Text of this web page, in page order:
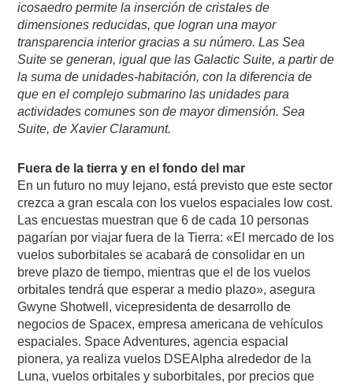
icosaedro permite la inserción de cristales de
dimensiones reducidas, que logran una mayor
transparencia interior gracias a su número. Las Sea
Suite se generan, igual que las Galactic Suite, a partir de
la suma de unidades-habitación, con la diferencia de
que en el complejo submarino las unidades para
actividades comunes son de mayor dimensión. Sea
Suite, de Xavier Claramunt.
Fuera de la tierra y en el fondo del mar
En un futuro no muy lejano, está previsto que este sector
crezca a gran escala con los vuelos espaciales low cost.
Las encuestas muestran que 6 de cada 10 personas
pagarían por viajar fuera de la Tierra: «El mercado de los
vuelos suborbitales se acabará de consolidar en un
breve plazo de tiempo, mientras que el de los vuelos
orbitales tendrá que esperar a medio plazo», asegura
Gwyne Shotwell, vicepresidenta de desarrollo de
negocios de Spacex, empresa americana de vehículos
espaciales. Space Adventures, agencia espacial
pionera, ya realiza vuelos DSEAlpha alrededor de la
Luna, vuelos orbitales y suborbitales, por precios que